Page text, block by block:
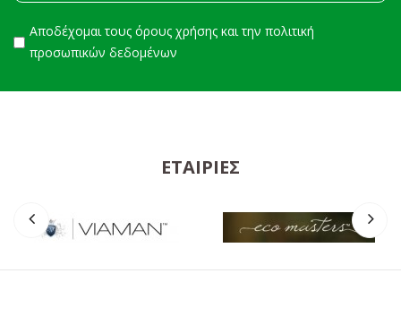
Αποδέχομαι τους όρους χρήσης και την πολιτική
προσωπικών δεδομένων
ΕΤΑΙΡΊΕΣ